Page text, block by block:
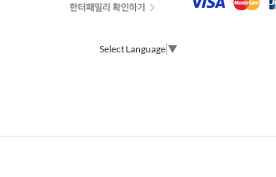
Select Language ▼